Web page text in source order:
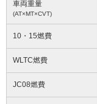
車両重量
(AT×MT×CVT)
10・15燃費
WLTC燃費
JC08燃費